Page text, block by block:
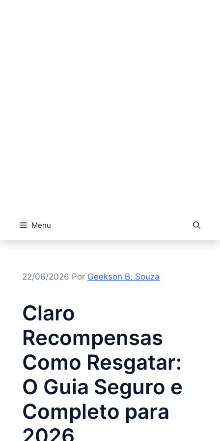
Menu
22/06/2026 Por Geekson B. Souza
Claro
Recompensas
Como Resgatar:
O Guia Seguro e
Completo para
2026